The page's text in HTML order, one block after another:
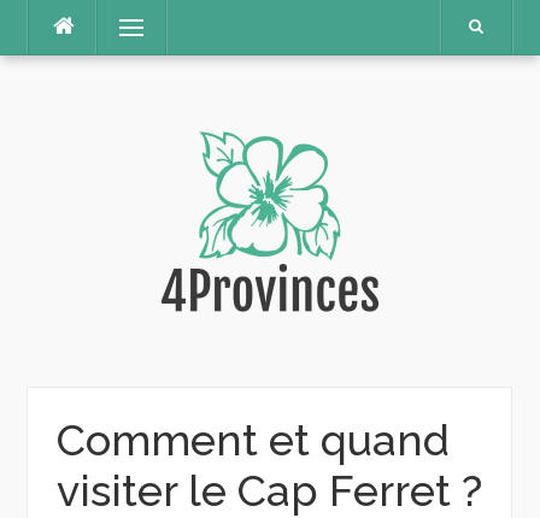
contenu
Menu
Comment et quand
visiter le Cap Ferret ?